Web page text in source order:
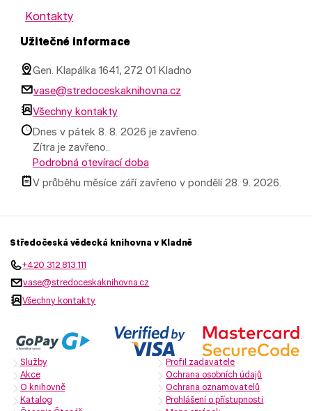
Kontakty
Užitečné informace
Gen. Klapálka 1641, 272 01 Kladno
vase@stredoceskaknihovna.cz
Všechny kontakty
Dnes v pátek 8. 8. 2026 je zavřeno.
Zítra je zavřeno..
Podrobná otevírací doba
V průběhu měsíce září zavřeno v pondělí 28. 9. 2026.
Středočeská vědecká knihovna v Kladně
+420 312 813 111
vase@stredoceskaknihovna.cz
Všechny kontakty
Služby
Akce
O knihovně
Katalog
Profil zadavatele
Ochrana osobních údajů
Ochrana oznamovatelů
Prohlášení o přístupnosti